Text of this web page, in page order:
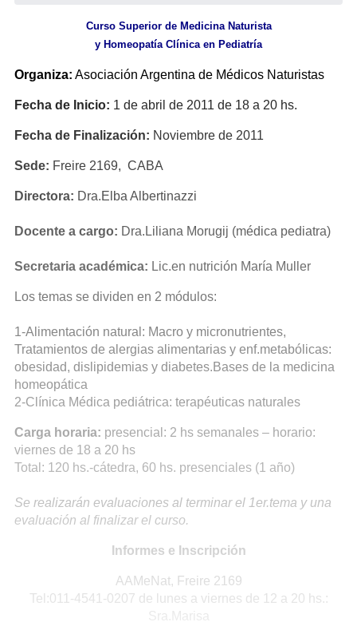
Curso Superior de Medicina Naturista
y Homeopatía Clínica en Pediatría
Organiza: Asociación Argentina de Médicos Naturistas
Fecha de Inicio: 1 de abril de 2011 de 18 a 20 hs.
Fecha de Finalización: Noviembre de 2011
Sede: Freire 2169, CABA
Directora: Dra.Elba Albertinazzi
Docente a cargo: Dra.Liliana Morugij (médica pediatra)
Secretaria académica: Lic.en nutrición María Muller
Los temas se dividen en 2 módulos:
1-Alimentación natural: Macro y micronutrientes,
Tratamientos de alergias alimentarias y enf.metabólicas:
obesidad, dislipidemias y diabetes.Bases de la medicina
homeopática
2-Clínica Médica pediátrica: terapéuticas naturales
Carga horaria: presencial: 2 hs semanales – horario:
viernes de 18 a 20 hs
Total: 120 hs.-cátedra, 60 hs. presenciales (1 año)
Se realizarán evaluaciones al terminar el 1er.tema y una
evaluación al finalizar el curso.
Informes e Inscripción
AAMeNat, Freire 2169
Tel:011-4541-0207 de lunes a viernes de 12 a 20 hs.: